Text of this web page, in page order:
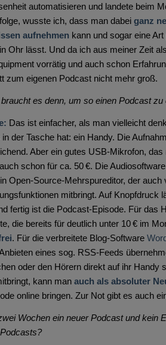
automatisieren und landete beim
wusste ich, dass man dabei ganz
aufnehmen kann und sogar eine
Ohr lässt. Und da ich aus meiner Zeit
vorrätig und auch schon
zum eigenen Podcast nicht mehr groß.
es denn, um so einen Podcast zu
Das ist einfacher, als man vielleicht
der Tasche hat: ein Handy. Die
Aber ein gutes USB-Mikrofon,
schon für ca. 50 €. Die
Open-Source-Mehrspureditor, der auch
mitbringt. Auf Knopfdruck
fertig ist die Podcast-Episode. Für das
die bereits für deutlich unter 10 € im
. Für die verbreitete Blog-Software
eines sog. RSS-Feeds
oder den Hörern direkt auf ihr
kann man auch als absoluter
online bringen. Zur Not gibt es auch
Wochen ein neuer Podcast und kein